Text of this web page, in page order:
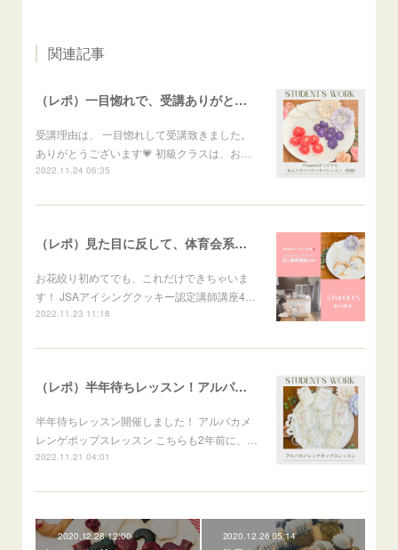
関連記事
（レポ）一目惚れで、受講ありがとうございます🙏
受講理由は、 一目惚れして受講致きました。
ありがとうございます💗 初級クラスは、お…
2022.11.24 06:35
（レポ）見た目に反して、体育会系な回（笑）
お花絞り初めてでも、これだけできちゃいま
す！ JSAアイシングクッキー認定講師講座4…
2022.11.23 11:18
（レポ）半年待ちレッスン！アルパカメレンゲポップス
半年待ちレッスン開催しました！ アルパカメ
レンゲポップスレッスン こちらも2年前に、…
2022.11.21 04:01
2020.12.28 12:00 2020.12.26 05:14